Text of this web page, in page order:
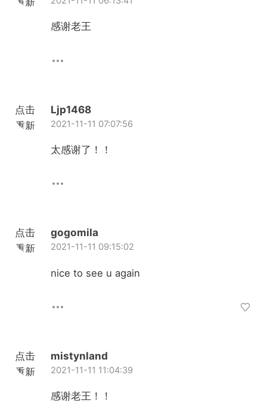
感谢老王
点击
重新
Ljp1468
2021-11-11 07:07:56
太感谢了！！
点击
重新
gogomila
2021-11-11 09:15:02
nice to see u again
点击
重新
mistynland
2021-11-11 11:04:39
感谢老王！！